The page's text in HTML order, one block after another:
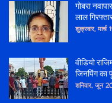
गोबरा
लाल
शुक्रवार, मार्च
वीडियो
जिनपिंग का
शनिवार, जून